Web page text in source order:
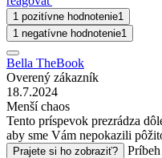
1 pozitívne hodnotenie1
1 negatívne hodnotenie1
Bella TheBook
Overený zákazník
18.7.2024
Menší chaos
Tento príspevok prezrádza
aby sme Vám nepokazili
Prajete si ho zobraziť?